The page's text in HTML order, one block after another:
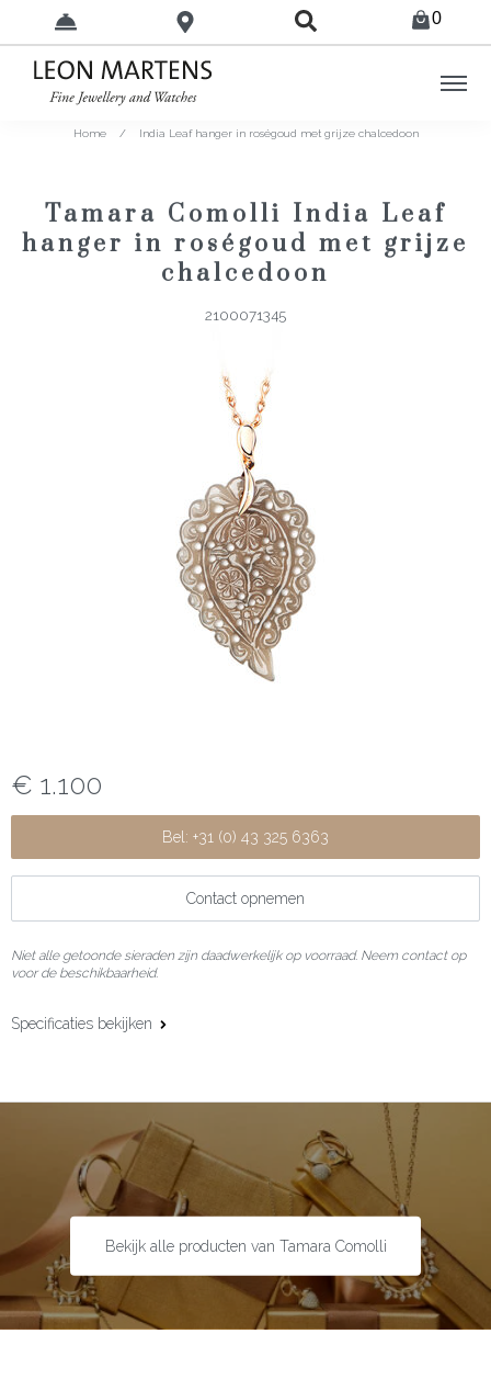
0
Home / India Leaf hanger in roségoud met grijze chalcedoon
Tamara Comolli India Leaf
hanger in roségoud met grijze
chalcedoon
2100071345
€ 1.100
Bel: +31 (0) 43 325 6363
Contact opnemen
Niet alle getoonde sieraden zijn daadwerkelijk op voorraad. Neem contact op
voor de beschikbaarheid.
Specificaties bekijken
Medium
Bekijk alle producten van Tamara Comolli